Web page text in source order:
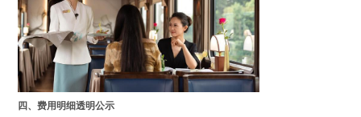
四、费用明细透明公示